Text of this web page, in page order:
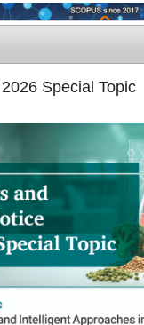
T
o
g
l
e
v
i
g
t
영양성분
saved in your
the latest files. As a
properly.
using the website,
Special Topic